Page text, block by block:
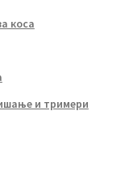
коса
и тримери